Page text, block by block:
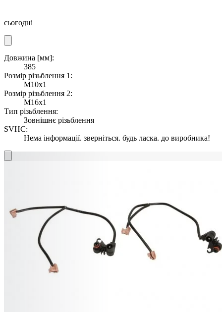
сьогодні
Довжина [мм]:
385
Розмір різьблення 1:
M10x1
Розмір різьблення 2:
M16x1
Тип різьблення:
Зовнішнє різьблення
SVHC:
Нема інформації. зверніться. будь ласка. до виробника!